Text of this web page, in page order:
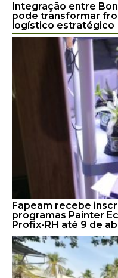
Integração entre
pode transformar
logístico estratégico
Fapeam recebe
programas Painter
Profix-RH até 9 de